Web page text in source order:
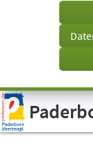
Visuelle
Assistenzsoftware
öffnen.